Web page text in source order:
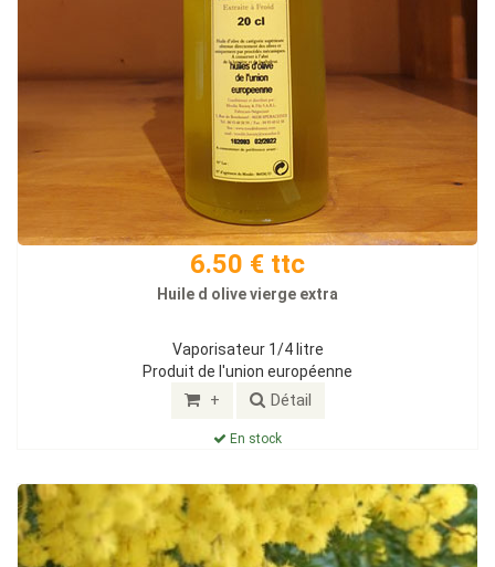
6.50 € ttc
Huile d olive vierge extra
Vaporisateur 1/4 litre
Produit de l'union européenne
+ Détail
En stock